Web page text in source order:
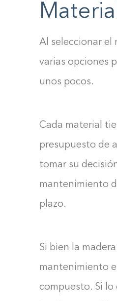
Al seleccionar el
varias opciones
unos pocos.
Cada material
presupuesto de
tomar su
mantenimiento
plazo.
Si bien la
mantenimiento
compuesto. Si lo